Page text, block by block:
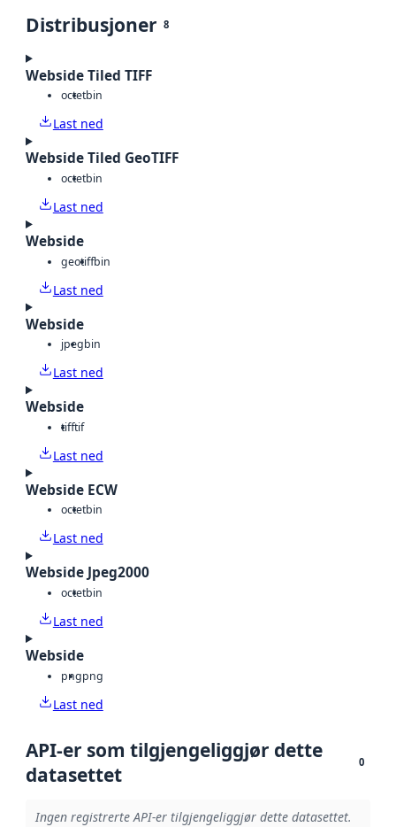
Distribusjoner 8
Webside Tiled TIFF
octetbin
Last ned
Webside Tiled GeoTIFF
octetbin
Last ned
Webside
geotiffbin
Last ned
Webside
jpegbin
Last ned
Webside
tifftif
Last ned
Webside ECW
octetbin
Last ned
Webside Jpeg2000
octetbin
Last ned
Webside
pngpng
Last ned
API-er som tilgjengeliggjør dette
datasettet
0
Ingen registrerte API-er tilgjengeliggjør dette datasettet.